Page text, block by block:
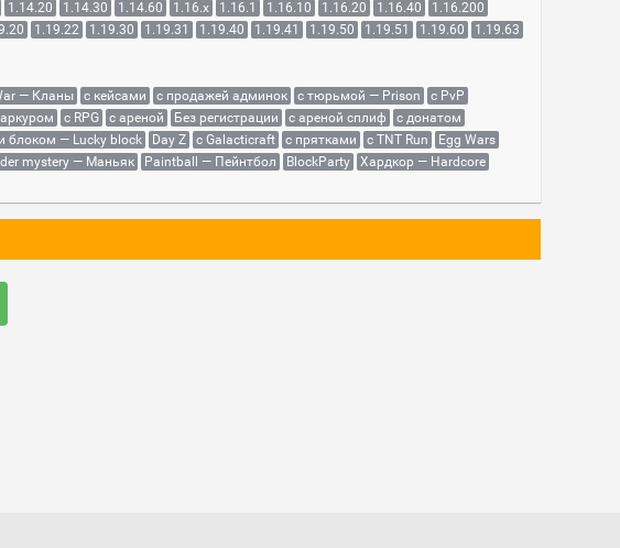
1.14.20 1.14.30 1.14.60 1.16.x 1.16.1 1.16.10 1.16.20 1.16.40
1.16.200
1.19.22 1.19.30 1.19.31 1.19.40 1.19.41 1.19.50 1.19.51 1.19.60
1.19.63
— Кланы с кейсами с продажей админок с тюрьмой — Prison
с PvP
с RPG с ареной Без регистрации с ареной сплиф
с донатом
блоком — Lucky block Day Z с Galacticraft с прятками с TNT Run
Egg Wars
mystery — Маньяк Paintball — Пейнтбол BlockParty
Хардкор — Hardcore